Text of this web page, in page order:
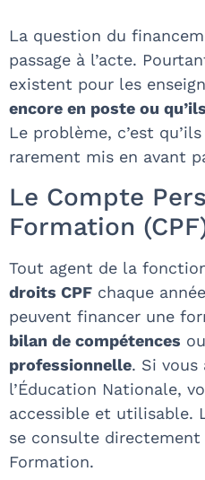
La question du
passage à l’acte.
existent pour les
encore en poste ou
Le problème, c’est
rarement mis en avant
Le Compte
Formation
Tout agent de la
droits CPF chaque
peuvent financer une
bilan de compétences ou
professionnelle. Si vous
l’Éducation Nationale,
accessible et utilisable.
se consulte
Formation.